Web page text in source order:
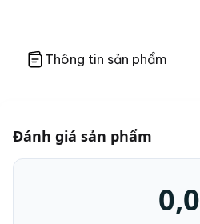
Thông tin sản phẩm
Đánh giá sản phẩm
0,0